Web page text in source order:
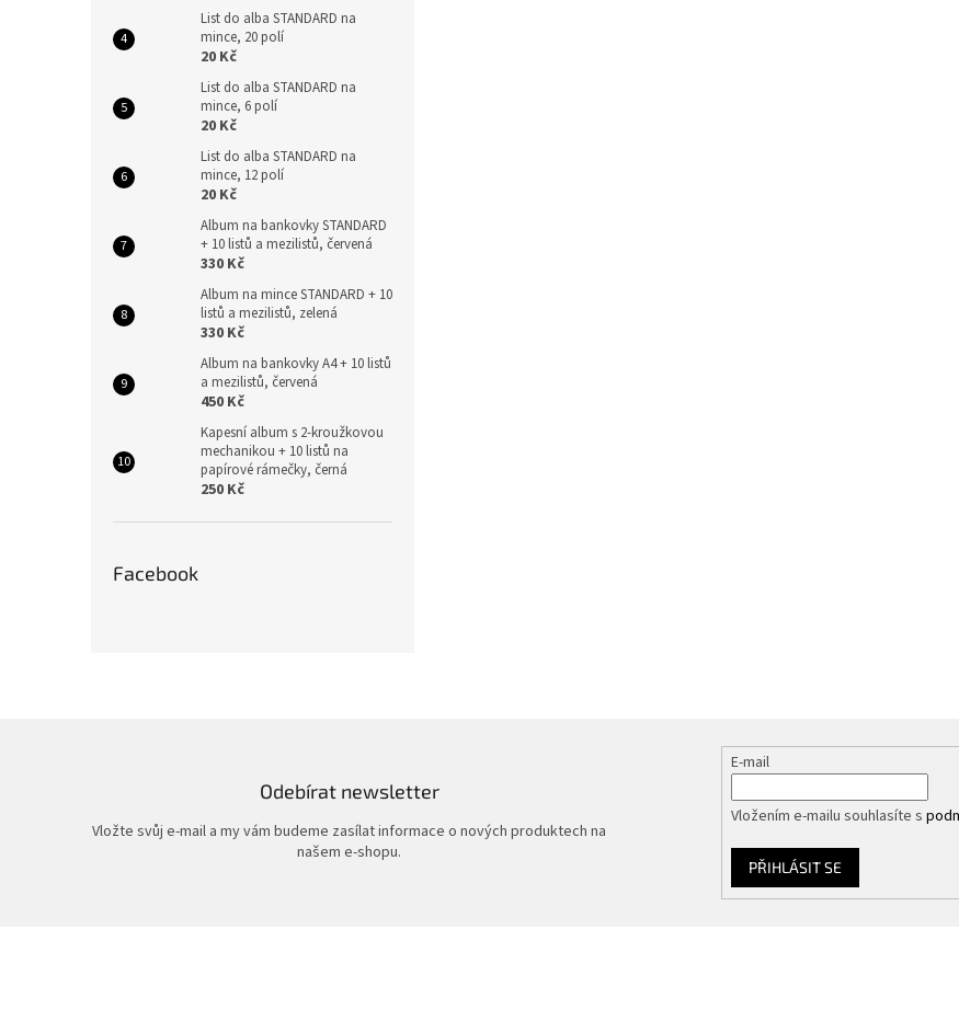
List do alba STANDARD na
mince, 20 polí
20 Kč
List do alba STANDARD na
mince, 6 polí
20 Kč
List do alba STANDARD na
mince, 12 polí
20 Kč
Album na bankovky STANDARD
+ 10 listů a mezilistů, červená
330 Kč
Album na mince STANDARD + 10
listů a mezilistů, zelená
330 Kč
Album na bankovky A4 + 10 listů
a mezilistů, červená
450 Kč
Kapesní album s 2-kroužkovou
mechanikou + 10 listů na
papírové rámečky, černá
250 Kč
Facebook
Odebírat newsletter
Vložte svůj e-mail a my vám budeme zasílat informace o nových produktech na
našem e-shopu.
E-mail
Vložením e-mailu souhlasíte s
PŘIHLÁSIT SE